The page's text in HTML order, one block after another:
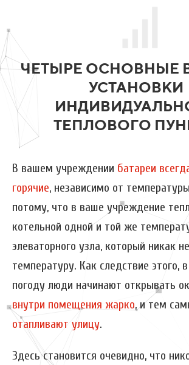
ЧЕТЫРЕ ОСНОВНЫЕ
УСТАНОВКИ
ТЕПЛОВОГО
В вашем учреждении батареи
горячие, независимо от
потому, что в ваше учреждение
котельной одной и той же
элеваторного узла, который никак
температуру. Как следствие этого,
погоду люди начинают открывать
внутри помещения жарко, и тем
отапливают улицу.
Здесь становится очевидно, что